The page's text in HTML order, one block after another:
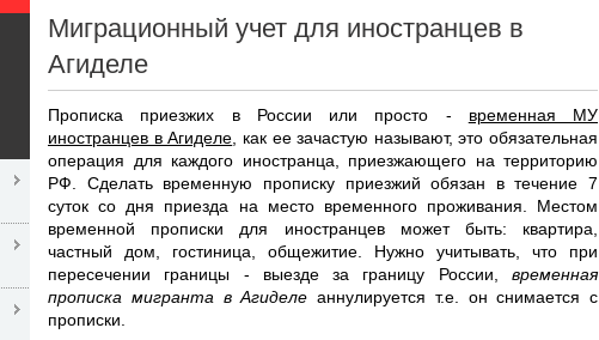
Миграционный учет для иностранцев в
Агиделе
Прописка приезжих в России или просто - временная МУ
иностранцев в Агиделе , как ее зачастую называют, это обязательная
операция для каждого иностранца, приезжающего на территорию
РФ. Сделать временную прописку приезжий обязан в течение 7
суток со дня приезда на место временного проживания. Местом
временной прописки для иностранцев может быть: квартира,
частный дом, гостиница, общежитие. Нужно учитывать, что при
пересечении границы - выезде за границу России, временная
прописка мигранта в Агиделе аннулируется т.е. он снимается с
прописки.